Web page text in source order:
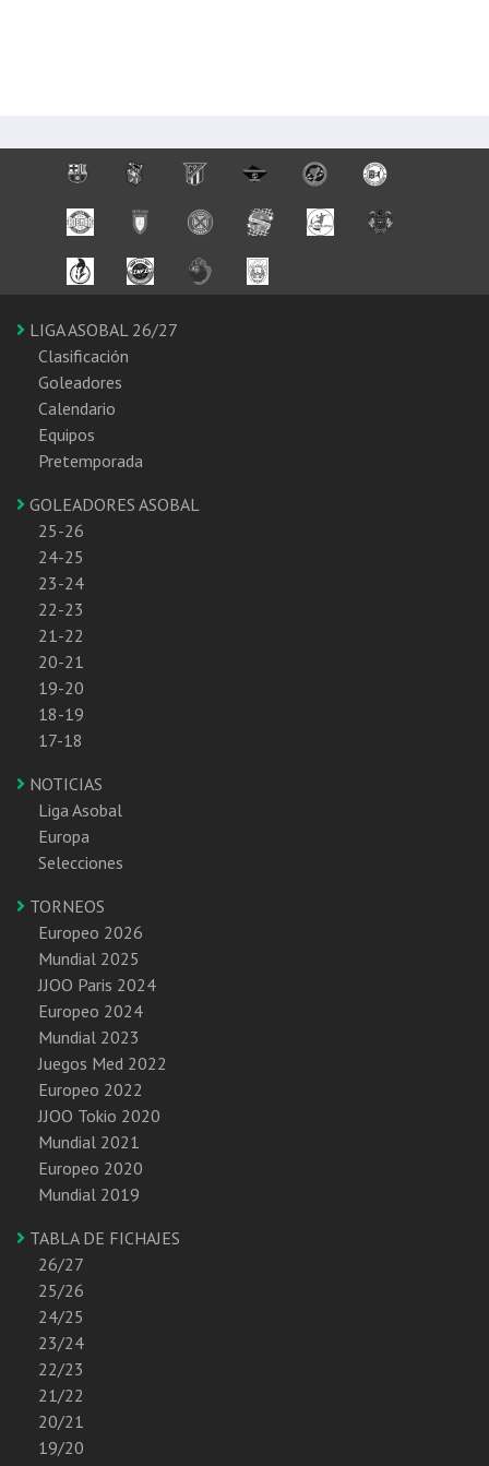
LIGA ASOBAL 26/27
Clasificación
Goleadores
Calendario
Equipos
Pretemporada
GOLEADORES ASOBAL
25-26
24-25
23-24
22-23
21-22
20-21
19-20
18-19
17-18
NOTICIAS
Liga Asobal
Europa
Selecciones
TORNEOS
Europeo 2026
Mundial 2025
JJOO Paris 2024
Europeo 2024
Mundial 2023
Juegos Med 2022
Europeo 2022
JJOO Tokio 2020
Mundial 2021
Europeo 2020
Mundial 2019
TABLA DE FICHAJES
26/27
25/26
24/25
23/24
22/23
21/22
20/21
19/20